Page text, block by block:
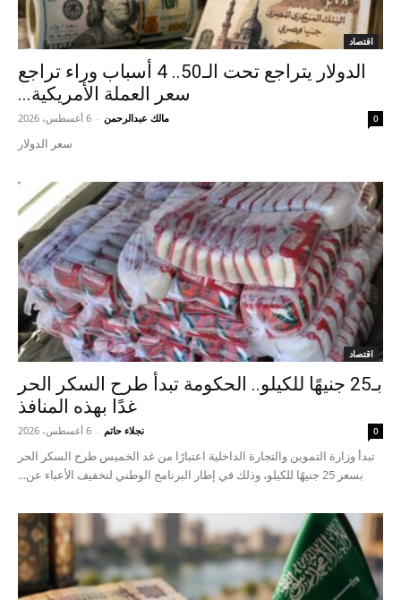
اقتصاد
الدولار يتراجع تحت الـ50.. 4 أسباب وراء تراجع
سعر العملة الأمريكية...
مالك عبدالرحمن - 6 أغسطس، 2026 0
سعر الدولار
اقتصاد
بـ25 جنيهًا للكيلو.. الحكومة تبدأ طرح السكر الحر
غدًا بهذه المنافذ
نجلاء حاتم - 6 أغسطس، 2026 0
تبدأ وزارة التموين والتجارة الداخلية اعتبارًا من غد الخميس طرح السكر الحر
بسعر 25 جنيهًا للكيلو، وذلك في إطار البرنامج الوطني لتخفيف الأعباء عن...